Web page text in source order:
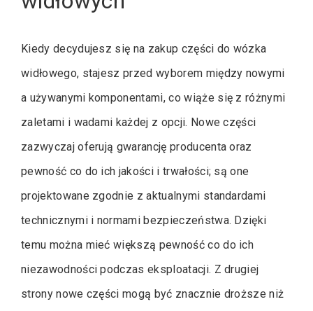
Kiedy decydujesz się na zakup części do wózka
widłowego, stajesz przed wyborem między nowymi
a używanymi komponentami, co wiąże się z różnymi
zaletami i wadami każdej z opcji. Nowe części
zazwyczaj oferują gwarancję producenta oraz
pewność co do ich jakości i trwałości; są one
projektowane zgodnie z aktualnymi standardami
technicznymi i normami bezpieczeństwa. Dzięki
temu można mieć większą pewność co do ich
niezawodności podczas eksploatacji. Z drugiej
strony nowe części mogą być znacznie droższe niż